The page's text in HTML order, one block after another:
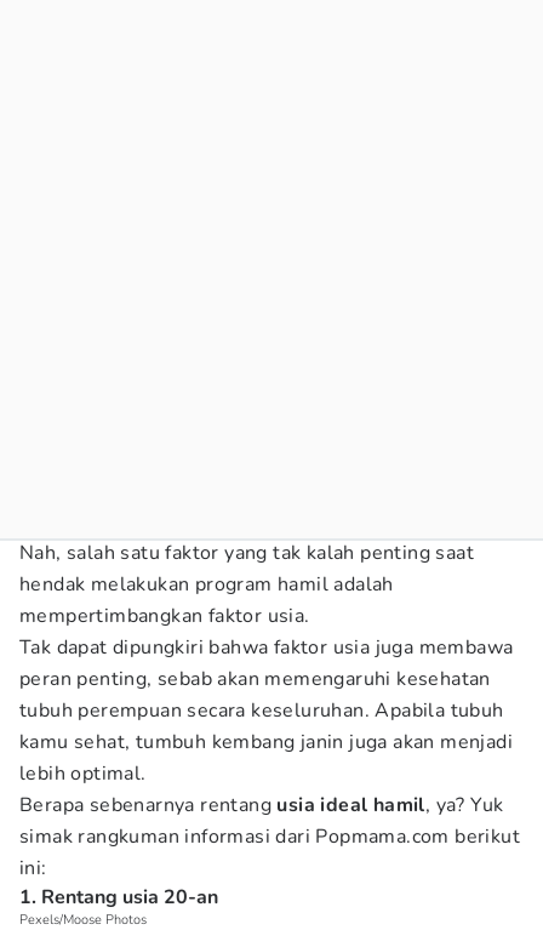
Nah, salah satu faktor yang tak kalah penting saat
hendak melakukan program hamil adalah
mempertimbangkan faktor usia.
Tak dapat dipungkiri bahwa faktor usia juga membawa
peran penting, sebab akan memengaruhi kesehatan
tubuh perempuan secara keseluruhan. Apabila tubuh
kamu sehat, tumbuh kembang janin juga akan menjadi
lebih optimal.
Berapa sebenarnya rentang usia ideal hamil, ya? Yuk
simak rangkuman informasi dari Popmama.com berikut
ini:
1. Rentang usia 20-an
Pexels/Moose Photos